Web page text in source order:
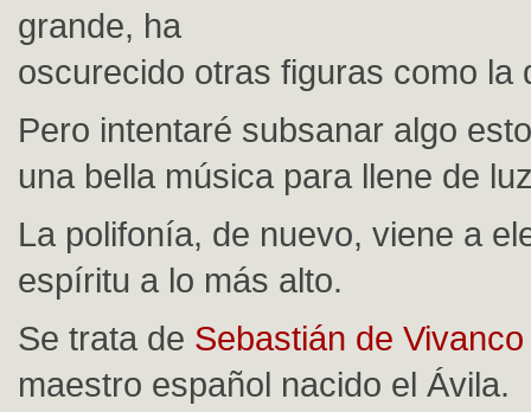
grande, ha
oscurecido otras figuras como la
Pero intentaré subsanar algo
una bella música para llene de
La polifonía, de nuevo, viene a
espíritu a lo más alto.
Se trata de Sebastián de
maestro español nacido el Ávila.